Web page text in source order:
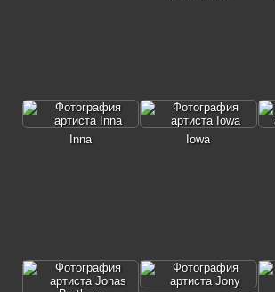
Inna Iowa